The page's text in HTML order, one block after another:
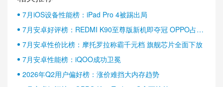
7月iOS设备性能榜：iPad Pro 4被踢出局
7月安卓好评榜：REDMI K90至尊版新机即夺冠 OPPO占据
半壁江山
7月安卓性价比榜：摩托罗拉称霸千元档 旗舰芯片全面下放
7月安卓性能榜：iQOO成功卫冕
2026年Q2用户偏好榜：涨价难挡大内存趋势